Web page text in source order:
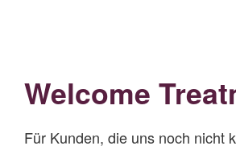
Welcome
Für Kunden, die uns noch nicht